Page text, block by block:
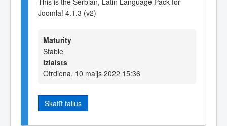
Joomla! 4.1.3 (v2)
Maturity
Stable
Izlaists
Otrdiena, 10 maijs 2022 15:36
Skatīt failus